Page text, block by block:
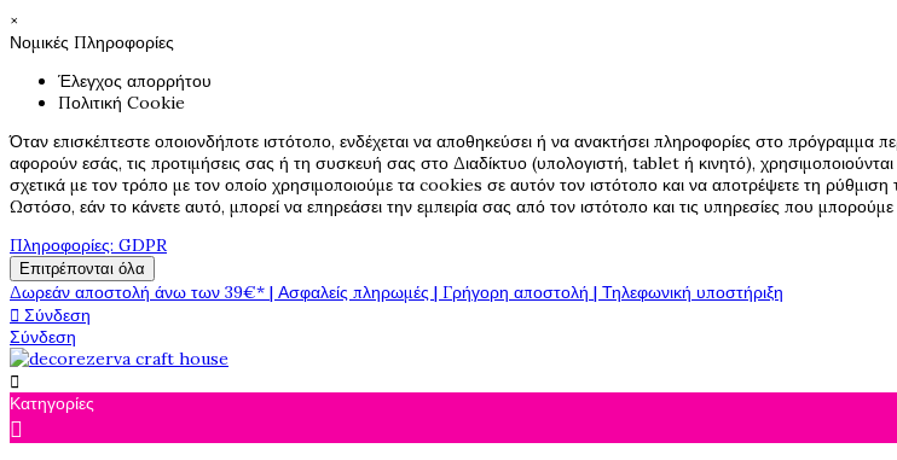
×
Νομικές Πληροφορίες
Έλεγχος απορρήτου
Πολιτική Cookie
Όταν επισκέπτεστε οποιονδήποτε ιστότοπο, ενδέχεται να αποθηκεύσει ή να ανακτήσει πληροφορίες στο
αφορούν εσάς, τις προτιμήσεις σας ή τη συσκευή σας στο Διαδίκτυο (υπολογιστή, tablet ή κινητό),
σχετικά με τον τρόπο με τον οποίο χρησιμοποιούμε τα cookies σε αυτόν τον ιστότοπο και να αποτρέψετε τη
Ωστόσο, εάν το κάνετε αυτό, μπορεί να επηρεάσει την εμπειρία σας από τον ιστότοπο και τις υπηρεσίες που
Πληροφορίες: GDPR
Επιτρέπονται όλα
Δωρεάν αποστολή άνω των 39€* | Ασφαλείς πληρωμές | Γρήγορη αποστολή | Τηλεφωνική υποστήριξη
 Σύνδεση
Σύνδεση

Κατηγορίες
